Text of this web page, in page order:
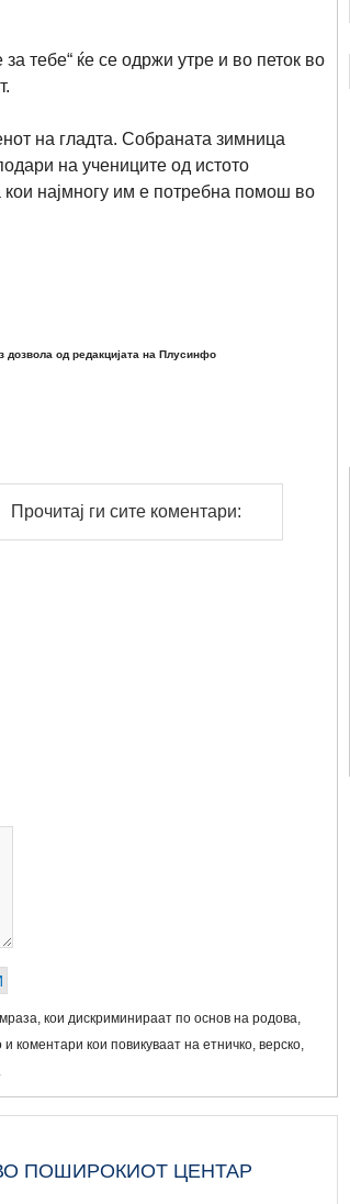
тебе“ ќе се одржи утре и во петок во
на гладта. Собраната зимница
на учениците од истото
најмногу им е потребна помош во
од редакцијата на Плусинфо
Прочитај ги сите коментари:
кои дискриминираат по основ на родова,
коментари кои повикуваат на етничко, верско,
ПОШИРОКИОТ ЦЕНТАР